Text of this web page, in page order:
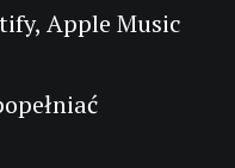
Apple Music